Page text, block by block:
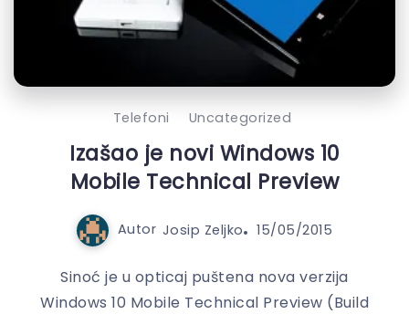
Telefoni Uncategorized
Izašao je novi Windows 10
Mobile Technical Preview
Autor Josip Zeljko 15/05/2015
Sinoć je u opticaj puštena nova verzija
Windows 10 Mobile Technical Preview (Build